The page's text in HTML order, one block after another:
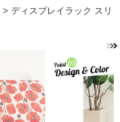
> ディスプレイラック スリ